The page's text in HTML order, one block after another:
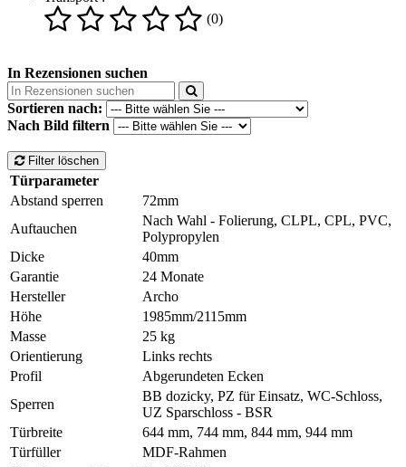
(0)
In Rezensionen suchen
Sortieren nach:
Nach Bild filtern
Filter löschen
Türparameter
Abstand sperren
72mm
Auftauchen
Nach Wahl - Folierung, CLPL, CPL, PVC,
Polypropylen
Dicke
40mm
Garantie
24 Monate
Hersteller
Archo
Höhe
1985mm/2115mm
Masse
25 kg
Orientierung
Links rechts
Profil
Abgerundeten Ecken
Sperren
BB dozicky, PZ für Einsatz, WC-Schloss,
UZ Sparschloss - BSR
Türbreite
644 mm, 744 mm, 844 mm, 944 mm
Türfüller
MDF-Rahmen